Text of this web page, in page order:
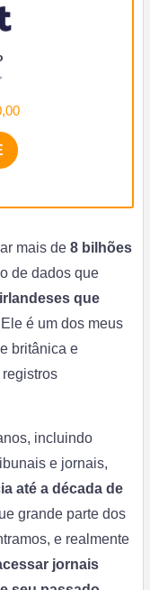
mais de 8 bilhões
de dados que
que
é um dos meus
britânica e
incluindo
e jornais,
até a década de
grande parte dos
e realmente
jornais